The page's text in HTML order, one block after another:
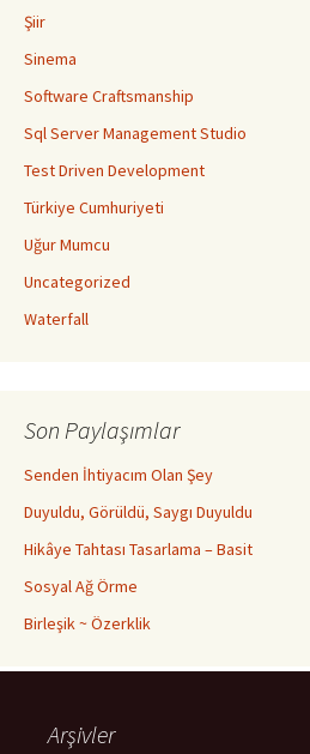
Şiir
Sinema
Software Craftsmanship
Sql Server Management Studio
Test Driven Development
Türkiye Cumhuriyeti
Uğur Mumcu
Uncategorized
Waterfall
Son Paylaşımlar
Senden İhtiyacım Olan Şey
Duyuldu, Görüldü, Saygı Duyuldu
Hikâye Tahtası Tasarlama – Basit
Sosyal Ağ Örme
Birleşik ~ Özerklik
Arşivler